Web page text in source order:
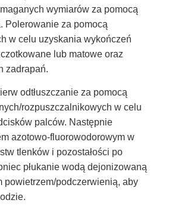
wymiarów za pomocą
Polerowanie za pomocą
w celu uzyskania wykończeń
lub matowe oraz
zadrapań.
odtłuszczanie za pomocą
rozpuszczalnikowych w celu
palców. Następnie
azotowo-fluorowodorowym w
tlenków i pozostałości po
płukanie wodą dejonizowaną
powietrzem/podczerwienią, aby